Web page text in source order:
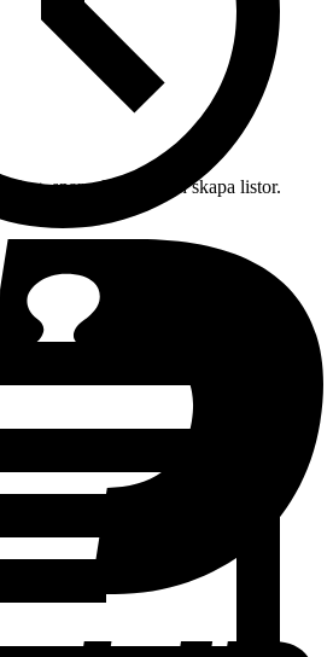
spara drycker och skapa listor.